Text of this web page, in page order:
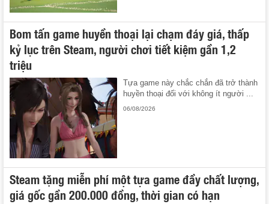
Bom tấn game huyền thoại lại chạm đáy giá, thấp
kỷ lục trên Steam, người chơi tiết kiệm gần 1,2
triệu
Tựa game này chắc chắn đã trở thành
huyền thoại đối với không ít người ...
06/08/2026
Steam tặng miễn phí một tựa game đầy chất lượng,
giá gốc gần 200.000 đồng, thời gian có hạn